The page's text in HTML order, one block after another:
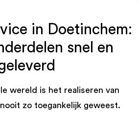
in Doetinchem:
snel en
wereld is het realiseren van
zo toegankelijk geweest.